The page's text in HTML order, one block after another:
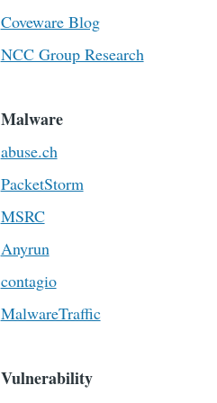
Coveware Blog
NCC Group Research
Malware
abuse.ch
PacketStorm
MSRC
Anyrun
contagio
MalwareTraffic
Vulnerability